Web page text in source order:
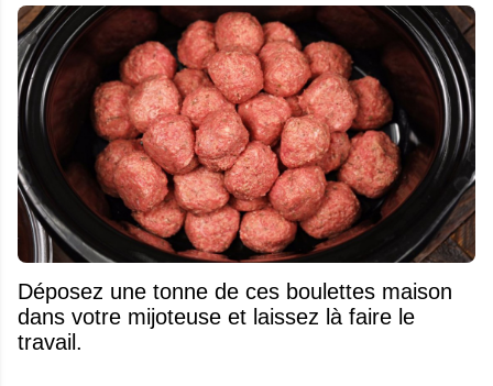
Déposez une tonne de ces boulettes maison
dans votre mijoteuse et laissez là faire le
travail.